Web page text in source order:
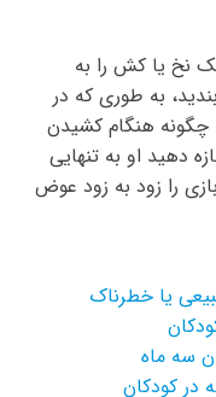
نخ یا کش را به
به طوری که در
چگونه هنگام کشیدن
دهید او به تنهایی
را زود به زود عوض
یا خطرناک
سه ماه
کودکان